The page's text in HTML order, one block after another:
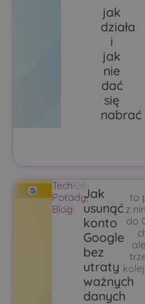
jak
działa
i
jak
nie
dać
się
nabrać
Tech-
Porady,
Blog
2026-
05-
05
Jak
usunąć
konto
Google
bez
utraty
ważnych
danych
to
z
do